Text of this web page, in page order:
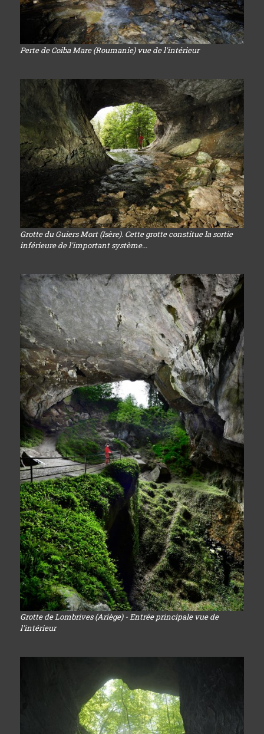
Perte de Coiba Mare (Roumanie) vue de l'intérieur
Grotte du Guiers Mort (Isère). Cette grotte constitue la sortie
inférieure de l'important système...
Grotte de Lombrives (Ariège) - Entrée principale vue de
l'intérieur